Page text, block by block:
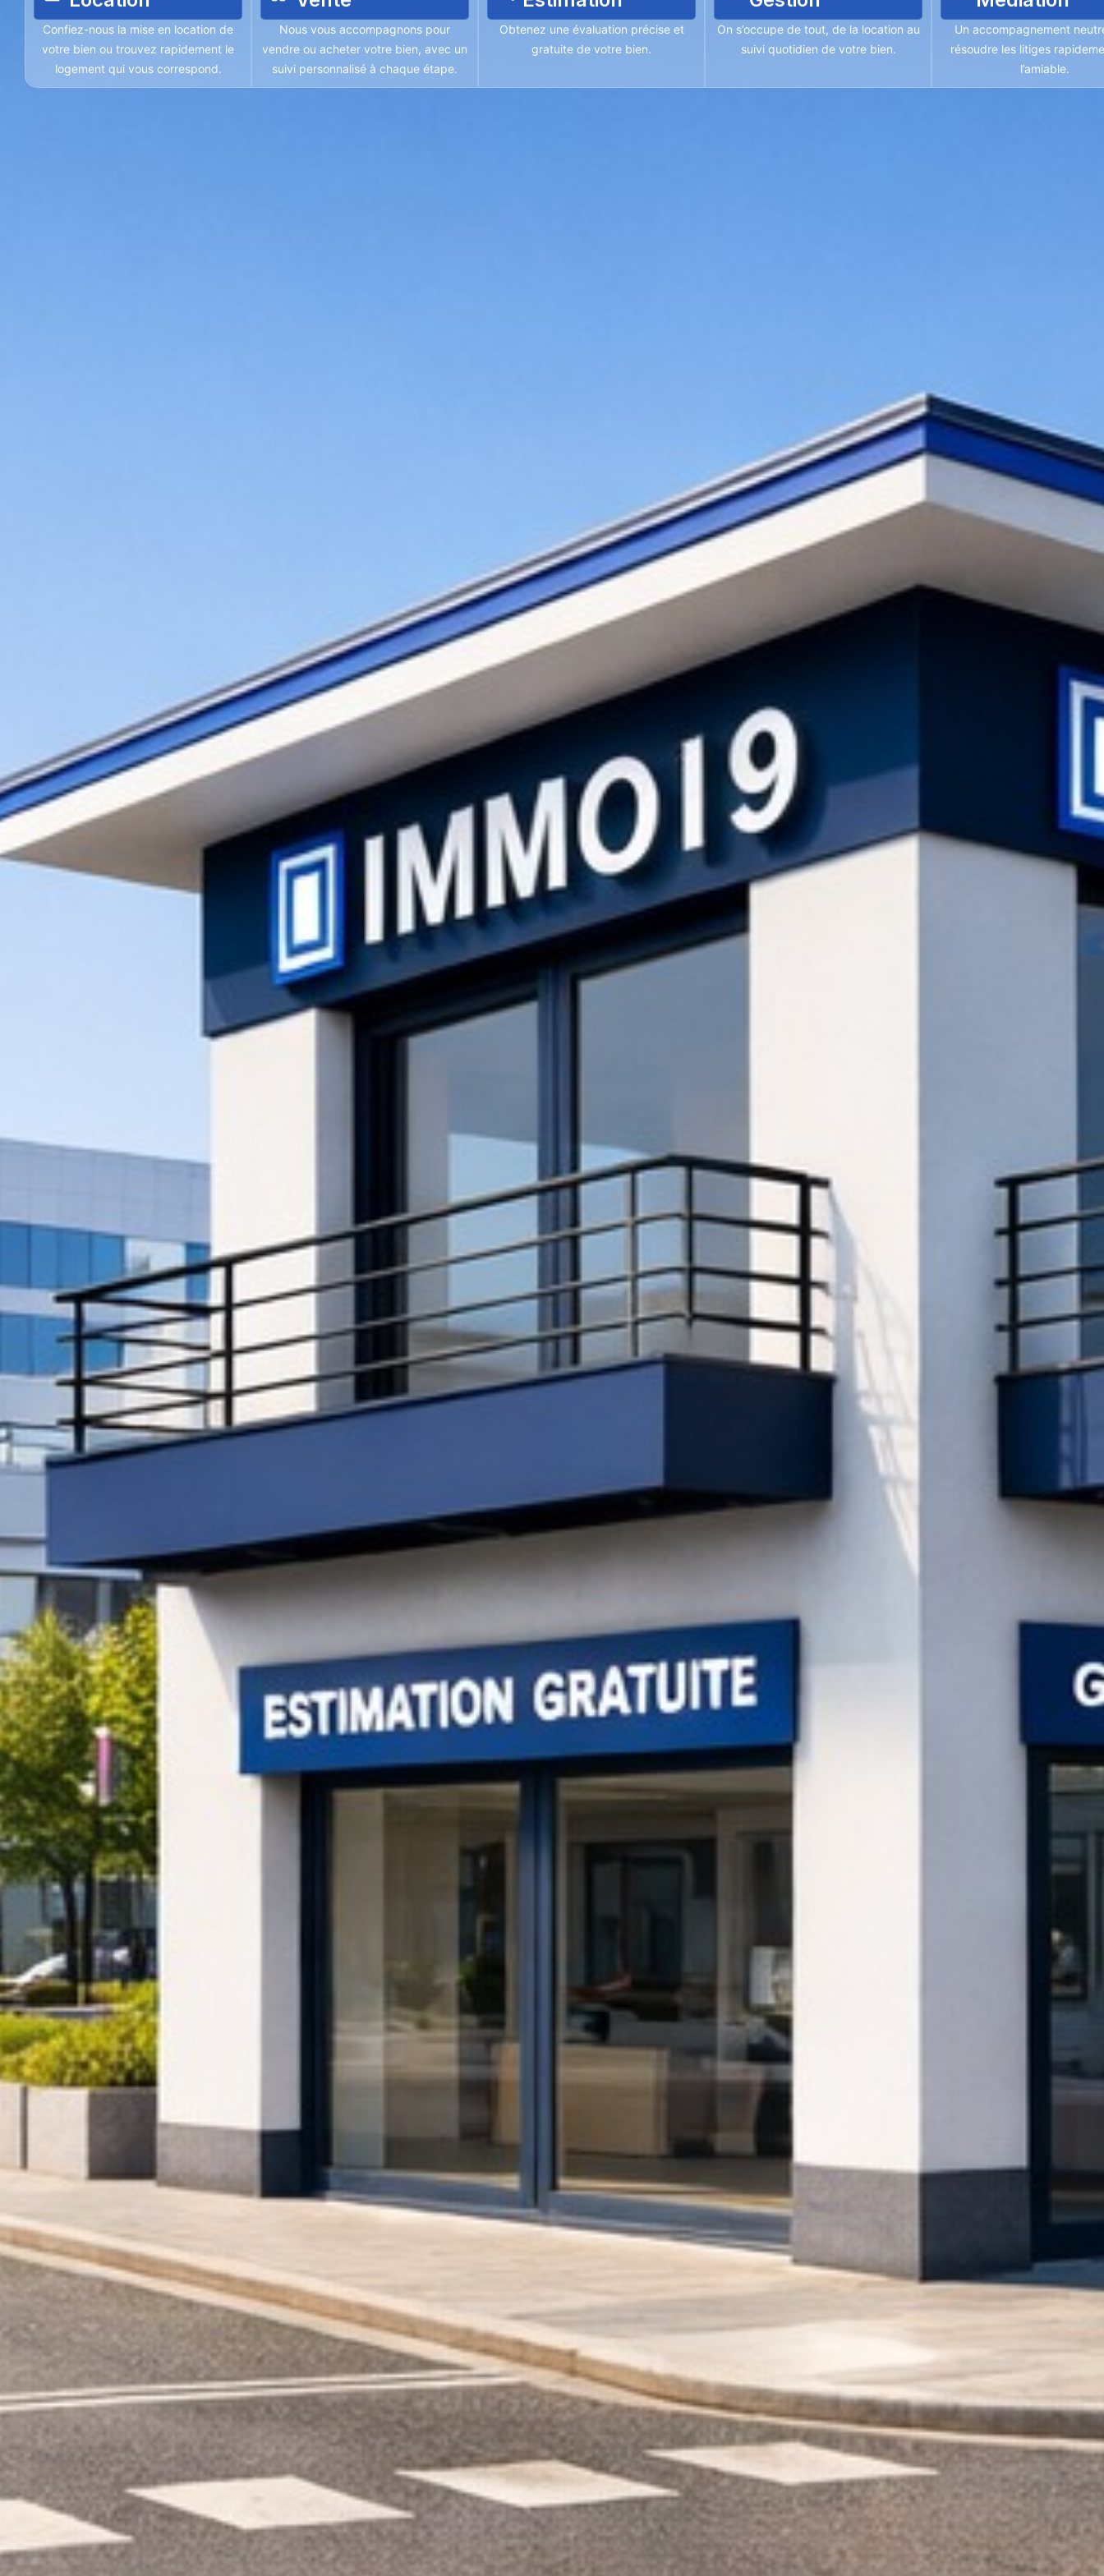
Confiez-nous la mise en location de
votre bien ou trouvez rapidement le
logement qui vous correspond.
Nous vous accompagnons pour
vendre ou acheter votre bien, avec un
suivi personnalisé à chaque étape.
Obtenez une évaluation précise et
gratuite de votre bien.
On s’occupe de tout, de la location au
suivi quotidien de votre bien.
Un accompagnement
résoudre les litiges
l’amiable.